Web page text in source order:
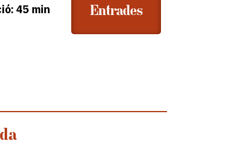
45 min Entrades